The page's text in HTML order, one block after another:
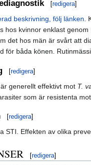
[redigera]
beskrivning, följ länken.
hos kvinnor enklast
det hos män är svårt att
för båda könen.
[redigera]
generellt effektivt mot T.
som är resistenta
[redigera]
STI. Effekten av olika
[redigera]